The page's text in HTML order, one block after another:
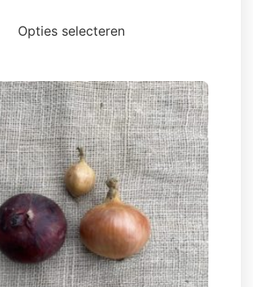
Opties selecteren